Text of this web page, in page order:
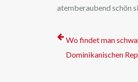
atemberaubend schön
Wo findet man
Dominikanischen